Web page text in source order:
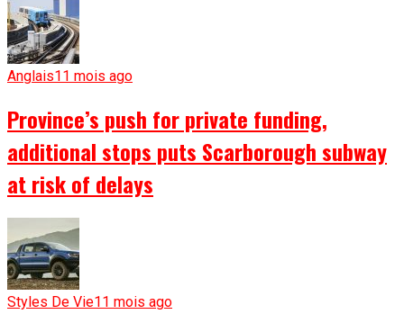
Anglais11 mois ago
Province’s push for private funding,
additional stops puts Scarborough subway
at risk of delays
Styles De Vie11 mois ago